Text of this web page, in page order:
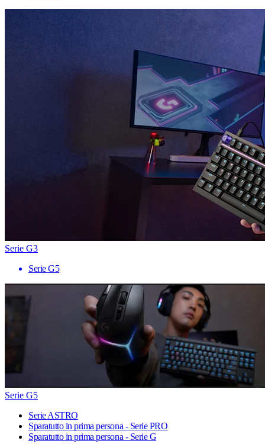
Serie G3
Serie G5
Serie G5
Serie ASTRO
Sparatutto in prima persona - Serie PRO
Sparatutto in prima persona - Serie G